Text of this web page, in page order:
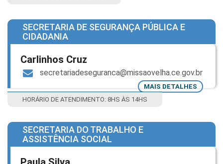
SECRETARIA DE SEGURANÇA PÚBLICA E
CIDADANIA
Carlinhos Cruz
secretariadeseguranca@missaovelha.ce.gov.br
MAIS DETALHES
HORÁRIO DE ATENDIMENTO: 8HS ÀS 14HS
SECRETARIA DO TRABALHO E
ASSISTÊNCIA SOCIAL